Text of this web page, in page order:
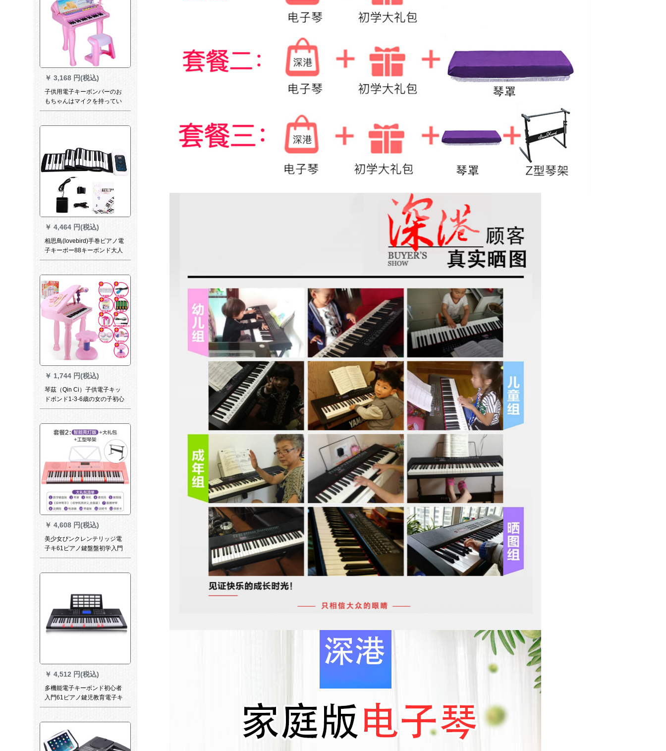
￥ 3,168 円(税込)
子供用電子キーボンバーのお
もちゃんはマイクを持ってい
ます。赤ちゃん用ピアノは1-
￥ 4,464 円(税込)
相思鳥(lovebird)手巻ピアノ電
子キーボー88キーボンド大人
子試用テストテ-プMIDIベベル
￥ 1,744 円(税込)
琴茲（Qin Ci）子供電子キッ
ドボンド1-3-6歳の女の子初心
者入門ピア赤ちゃん多機能音
と。
￥ 4,608 円(税込)
美少女ぴンクレンテリッジ電
子キ61ピアノ鍵盤盤初学入門
多機能88知能版+工型琴架
￥ 4,512 円(税込)
多機能電子キーボンド初心者
入門61ピアノ鍵児教育電子キ
ーボンド365黒+【基礎版】